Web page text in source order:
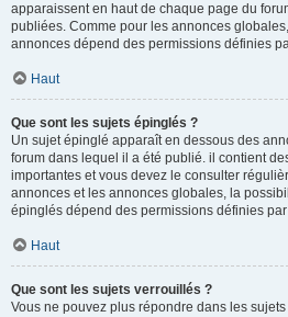
apparaissent en haut de chaque page du
publiées. Comme pour les annonces
annonces dépend des permissions définies
Haut
Que sont les sujets épinglés ?
Un sujet épinglé apparaît en dessous des
forum dans lequel il a été publié. il contient
importantes et vous devez le consulter
annonces et les annonces globales, la
épinglés dépend des permissions définies par
Haut
Que sont les sujets verrouillés ?
Vous ne pouvez plus répondre dans les